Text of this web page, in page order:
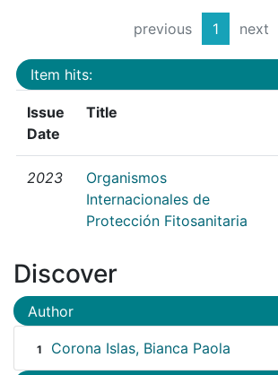
previous 1 next
Item hits:
Issue
Date
Title
2023
Organismos
Internacionales de
Protección Fitosanitaria
Discover
Author
1 Corona Islas, Bianca Paola